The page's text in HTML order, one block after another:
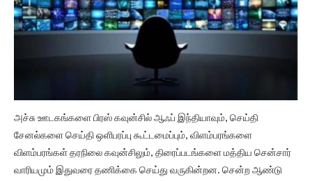
அச்சு ஊடகங்களை பிரஸ் கவுன்சில் ஆஃப் இந்தியாவும், செய்தி
சேனல்களை செய்தி ஒளிபரப்பு கூட்டமைப்பும், விளம்பரங்களை
விளம்பரங்கள் தரநிலை கவுன்சிலும், திரைப்படங்களை மத்திய சென்சார்
வாரியமும் இதுவரை தணிக்கை செய்து வருகின்றன. சென்ற ஆண்டு